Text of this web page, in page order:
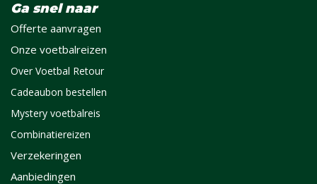
Ga snel naar
Offerte aanvragen
Onze voetbalreizen
Over Voetbal Retour
Cadeaubon bestellen
Mystery voetbalreis
Combinatiereizen
Verzekeringen
Aanbiedingen